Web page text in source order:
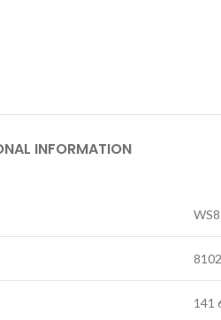
INFORMATION
141